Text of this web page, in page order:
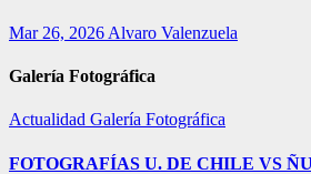
Mar 26, 2026 Alvaro Valenzuela
Galería Fotográfica
Actualidad Galería Fotográfica
FOTOGRAFÍAS U. DE CHILE VS